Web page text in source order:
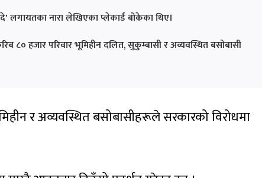
नारा लेखिएका प्लेकार्ड बोकेका थिए।
८० हजार परिवार भूमिहीन दलित, सुकुम्बासी र अव्यवस्थित बसोबासी
र अव्यवस्थित बसोबासीहरूले सरकारको विरोधमा